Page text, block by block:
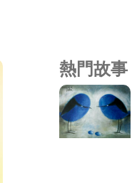
熱門故事